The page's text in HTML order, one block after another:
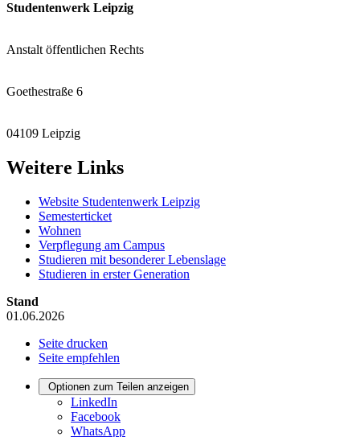
Studentenwerk Leipzig
Anstalt öffentlichen Rechts
Goethestraße 6
04109 Leipzig
Weitere Links
Website Studentenwerk Leipzig
Semesterticket
Wohnen
Verpflegung am Campus
Studieren mit besonderer Lebenslage
Studieren in erster Generation
Stand
01.06.2026
Seite drucken
Seite empfehlen
Optionen zum Teilen anzeigen
LinkedIn
Facebook
WhatsApp